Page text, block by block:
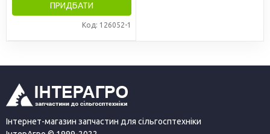
ПРИДБАТИ
Код: 126052-1
Інтернет-магазин запчастин для сільгосптехніки